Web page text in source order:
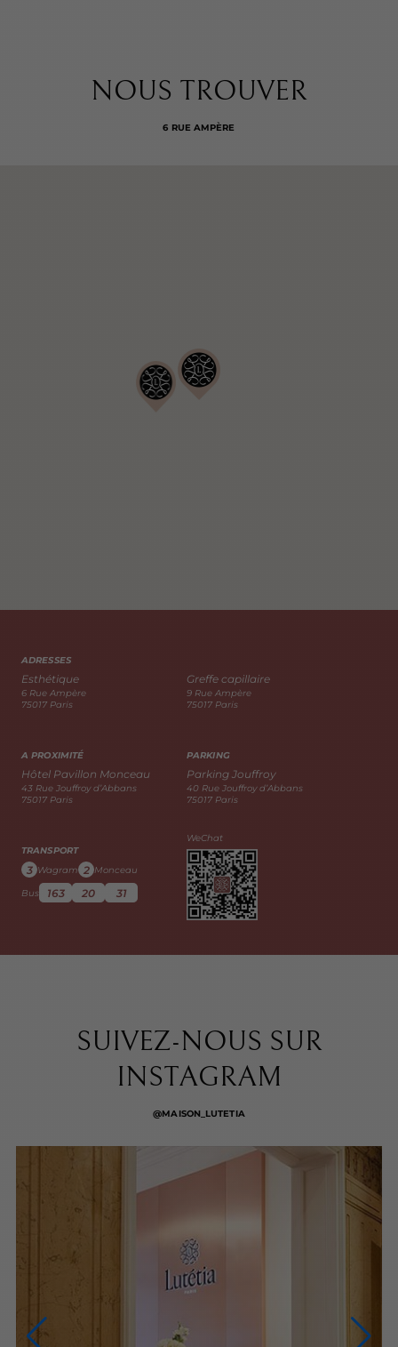
NOUS TROUVER
6 RUE AMPÈRE
ADRESSES
Esthétique
6 Rue Ampère
75017 Paris
Greffe capillaire
9 Rue Ampère
75017 Paris
A PROXIMITÉ
Hôtel Pavillon Monceau
43 Rue Jouffroy d’Abbans
75017 Paris
PARKING
Parking Jouffroy
40 Rue Jouffroy d’Abbans
75017 Paris
TRANSPORT
3 Wagram 2 Monceau
Bus
163 20 31
WeChat
SUIVEZ-NOUS SUR
INSTAGRAM
@MAISON_LUTETIA